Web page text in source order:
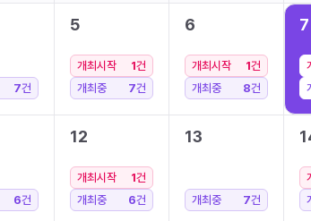
7건
5
개최시작 1건
개최중
7건
6
개최시작 1건
개최중
8건
7
6건
12
개최시작 1건
개최중
6건
13
개최중 7건